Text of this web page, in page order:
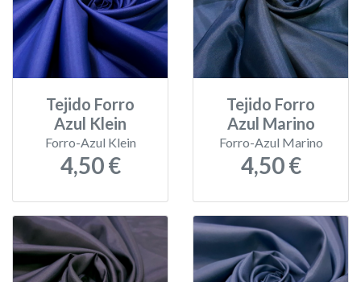
Tejido Forro
Azul Klein
Forro-Azul Klein
4,50 €
Tejido Forro
Azul Marino
Forro-Azul Marino
4,50 €